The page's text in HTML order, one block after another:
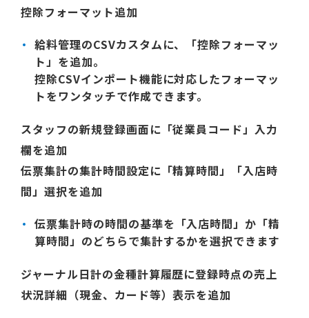
控除フォーマット追加
給料管理のCSVカスタムに、「控除フォーマッ
ト」を追加。
控除CSVインポート機能に対応したフォーマッ
トをワンタッチで作成できます。
スタッフの新規登録画面に「従業員コード」入力
欄を追加
伝票集計の集計時間設定に「精算時間」「入店時
間」選択を追加
伝票集計時の時間の基準を「入店時間」か「精
算時間」のどちらで集計するかを選択できます
ジャーナル日計の金種計算履歴に登録時点の売上
状況詳細（現金、カード等）表示を追加